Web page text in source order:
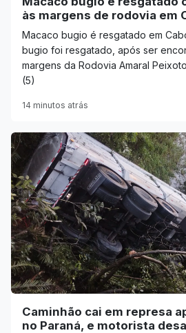
às margens de rodovia em
Macaco bugio é resgatado em
bugio foi resgatado, após ser
margens da Rodovia Amaral
(5)
14 minutos atrás
Caminhão cai em represa
no Paraná, e motorista